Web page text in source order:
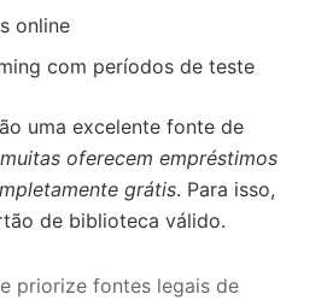
online
com períodos de teste
uma excelente fonte de
oferecem empréstimos
grátis. Para isso,
de biblioteca válido.
priorize fontes legais de